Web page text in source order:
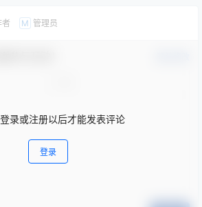
M 管理员
录或注册以后才能发表评论
登录